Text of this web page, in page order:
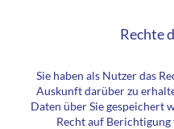
Rechte
Sie haben als Nutzer das
Auskunft darüber zu
Daten über Sie gespeichert
Recht auf